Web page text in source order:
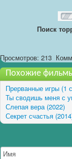
Поиск
Просмотров: 213
Похожие
Прерванные игры (1
Ты сводишь меня с
Слепая вера (2022)
Секрет счастья